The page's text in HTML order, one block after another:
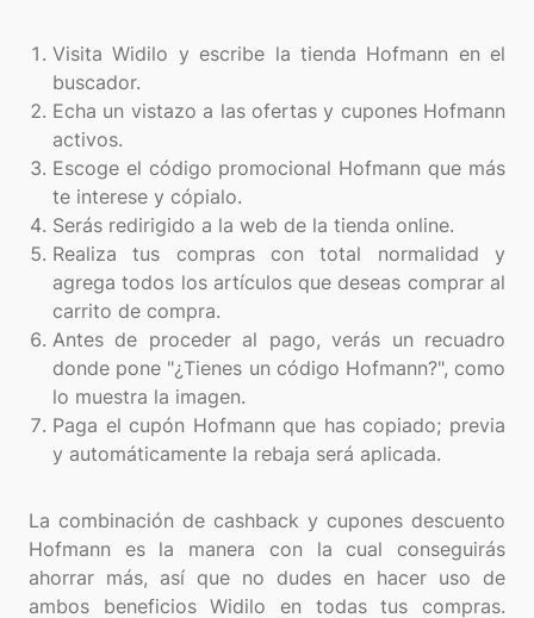
Visita Widilo y escribe la tienda Hofmann en el
buscador.
Echa un vistazo a las ofertas y cupones Hofmann
activos.
Escoge el código promocional Hofmann que más
te interese y cópialo.
Serás redirigido a la web de la tienda online.
Realiza tus compras con total normalidad y
agrega todos los artículos que deseas comprar al
carrito de compra.
Antes de proceder al pago, verás un recuadro
donde pone "¿Tienes un código Hofmann?", como
lo muestra la imagen.
Paga el cupón Hofmann que has copiado; previa
y automáticamente la rebaja será aplicada.
La combinación de cashback y cupones descuento
Hofmann es la manera con la cual conseguirás
ahorrar más, así que no dudes en hacer uso de
ambos beneficios Widilo en todas tus compras.